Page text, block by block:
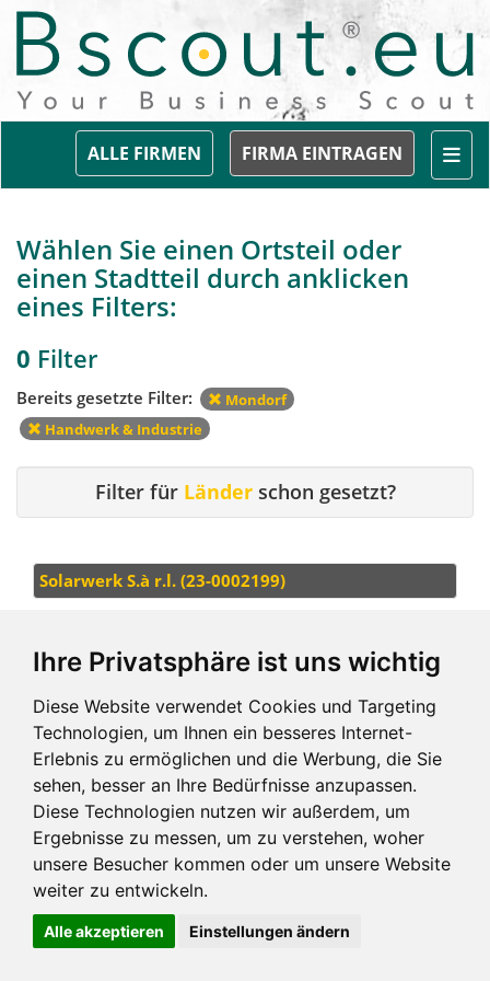
Ihre Privatsphäre ist uns wichtig
Diese Website verwendet Cookies und Targeting
Technologien, um Ihnen ein besseres Internet-
Erlebnis zu ermöglichen und die Werbung, die Sie
sehen, besser an Ihre Bedürfnisse anzupassen.
Diese Technologien nutzen wir außerdem, um
Ergebnisse zu messen, um zu verstehen, woher
unsere Besucher kommen oder um unsere Website
weiter zu entwickeln.
Alle akzeptieren Einstellungen ändern
FIRMA EINTRAGEN
ALLE FIRMEN
Wählen Sie einen Ortsteil oder
einen Stadtteil durch anklicken
eines Filters:
0 Filter
Bereits gesetzte Filter:
Mondorf
Handwerk & Industrie
Filter für Länderschon gesetzt?
Solarwerk S.à r.l. (23-0002199)
Impressum und mehr